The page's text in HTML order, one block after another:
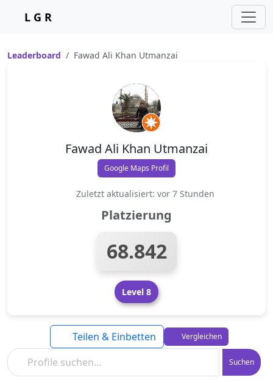
L G R
Leaderboard Fawad Ali Khan Utmanzai
Fawad Ali Khan Utmanzai
Google Maps Profil
Zuletzt aktualisiert: vor 7 Stunden
Platzierung
68.842
Level 8
Suchen
Teilen & Einbetten Vergleichen